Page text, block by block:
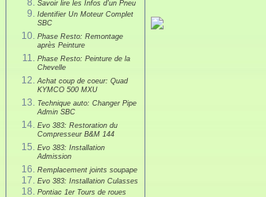
Savoir lire les Infos d'un Pneu
Identifier Un Moteur Complet
SBC
Phase Resto: Remontage
après Peinture
Phase Resto: Peinture de la
Chevelle
Achat coup de coeur: Quad
KYMCO 500 MXU
Technique auto: Changer Pipe
Admin SBC
Evo 383: Restoration du
Compresseur B&M 144
Evo 383: Installation
Admission
Remplacement joints soupape
Evo 383: Installation Culasses
Pontiac 1er Tours de roues